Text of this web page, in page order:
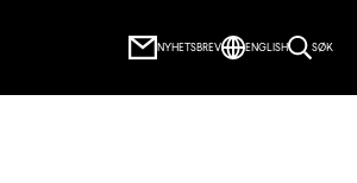
NYHETSBREV ENGLISH SØK